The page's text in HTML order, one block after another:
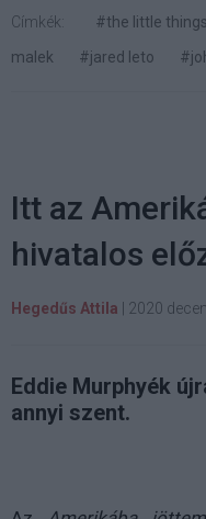
Címkék: #the little things
malek
#jared leto
Itt az
hivatalos
Hegedűs Attila 2020
Eddie Murphyék
annyi szent.